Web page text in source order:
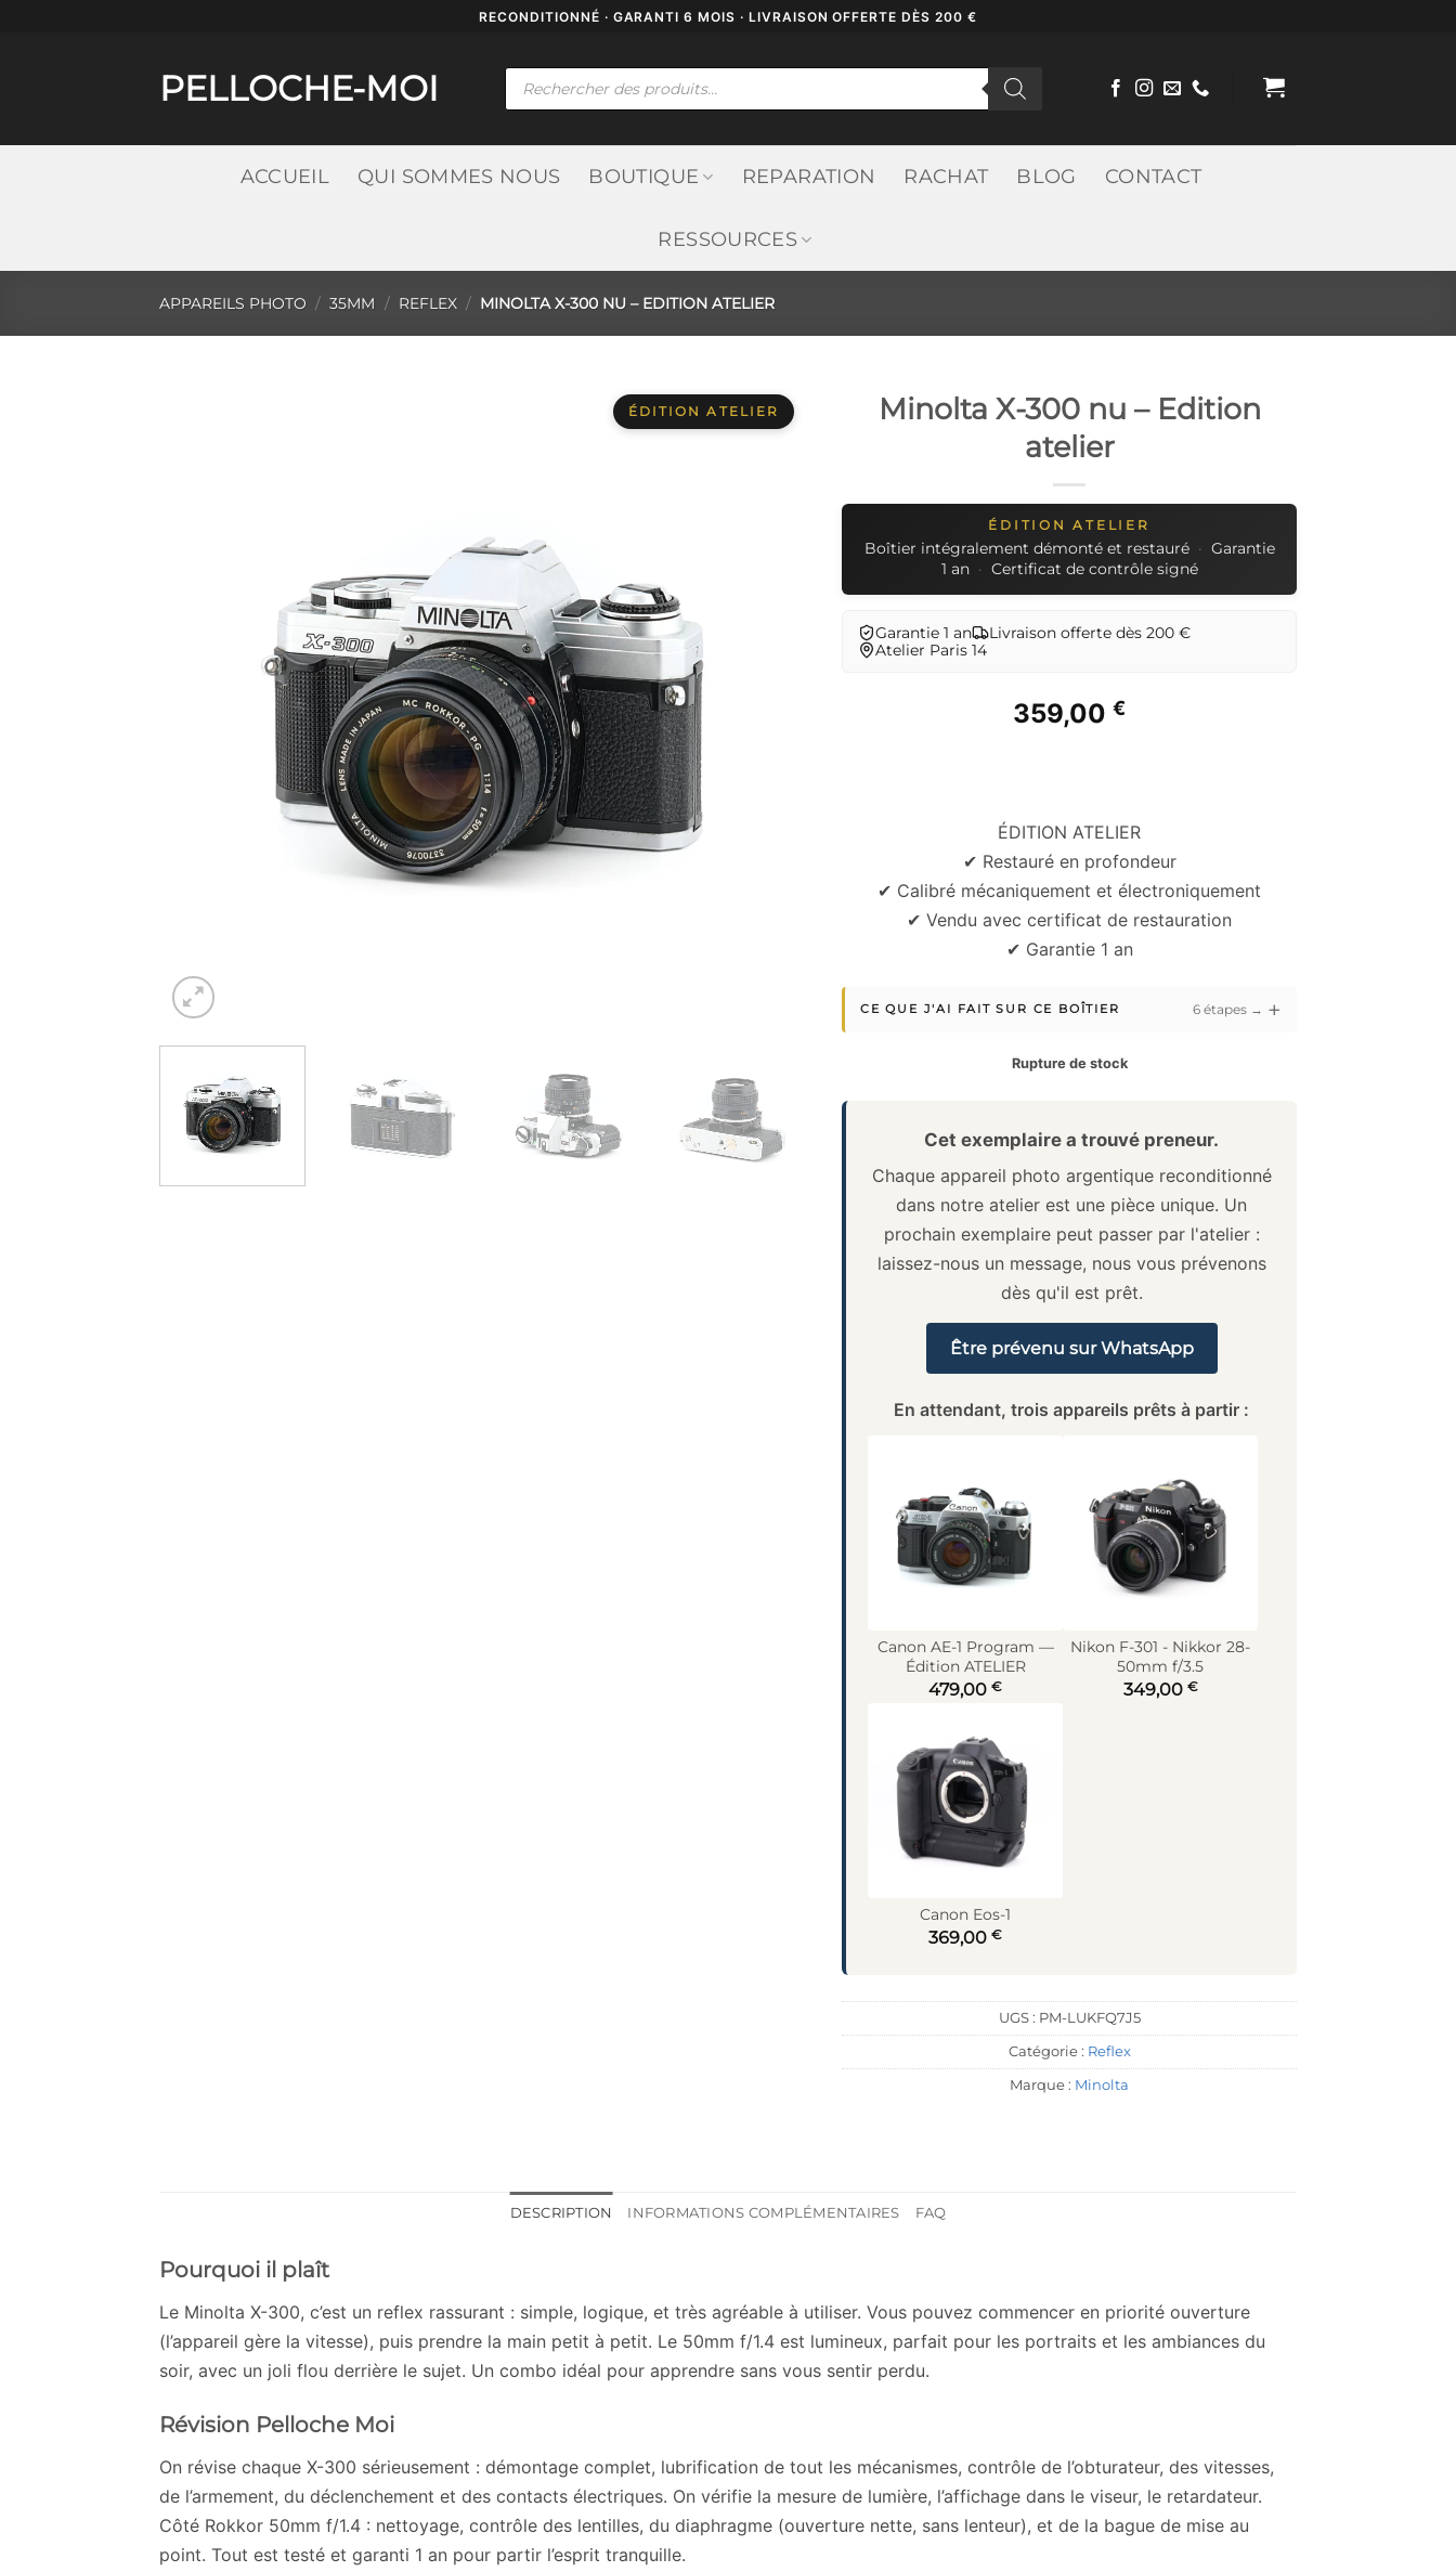
RECONDITIONNÉ · GARANTI 6 MOIS · LIVRAISON OFFERTE DÈS 200 €
PELLOCHE-MOI
Recherche
ACCUEIL QUI SOMMES NOUS BOUTIQUE REPARATION RACHAT BLOG CONTACT
RESSOURCES
APPAREILS PHOTO / 35MM / REFLEX / MINOLTA X-300 NU – EDITION ATELIER
Minolta X-300 nu – Edition
atelier
ÉDITION ATELIER
Boîtier intégralement démonté et restauré · Garantie
1 an · Certificat de contrôle signé
Garantie 1 an
Livraison offerte dès 200 €
Atelier Paris 14
359,00 €
ÉDITION ATELIER
✔ Restauré en profondeur
✔ Calibré mécaniquement et électroniquement
✔ Vendu avec certificat de restauration
✔ Garantie 1 an
CE QUE J'AI FAIT SUR CE BOÎTIER 6 étapes → +
Rupture de stock
Cet exemplaire a trouvé preneur.
Chaque appareil photo argentique reconditionné
dans notre atelier est une pièce unique. Un
prochain exemplaire peut passer par l'atelier :
laissez-nous un message, nous vous prévenons
dès qu'il est prêt.
Être prévenu sur WhatsApp
En attendant, trois appareils prêts à partir :
Canon AE-1 Program —
Édition ATELIER
479,00 €
Nikon F-301 - Nikkor 28-
50mm f/3.5
349,00 €
Canon Eos-1
369,00 €
UGS : PM-LUKFQ7J5
Catégorie : Reflex
Marque : Minolta
DESCRIPTION INFORMATIONS COMPLÉMENTAIRES FAQ
Pourquoi il plaît
Le Minolta X-300, c’est un reflex rassurant : simple, logique, et très agréable à utiliser. Vous pouvez commencer en priorité ouverture
(l’appareil gère la vitesse), puis prendre la main petit à petit. Le 50mm f/1.4 est lumineux, parfait pour les portraits et les ambiances du
soir, avec un joli flou derrière le sujet. Un combo idéal pour apprendre sans vous sentir perdu.
Révision Pelloche Moi
On révise chaque X-300 sérieusement : démontage complet, lubrification de tout les mécanismes, contrôle de l’obturateur, des vitesses,
de l’armement, du déclenchement et des contacts électriques. On vérifie la mesure de lumière, l’affichage dans le viseur, le retardateur.
Côté Rokkor 50mm f/1.4 : nettoyage, contrôle des lentilles, du diaphragme (ouverture nette, sans lenteur), et de la bague de mise au
point. Tout est testé et garanti 1 an pour partir l’esprit tranquille.